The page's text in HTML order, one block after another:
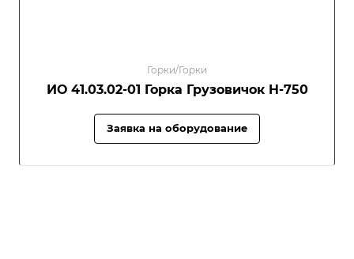
Горки/Горки
ИО 41.03.02-01 Горка Грузовичок H-750
Заявка на оборудование